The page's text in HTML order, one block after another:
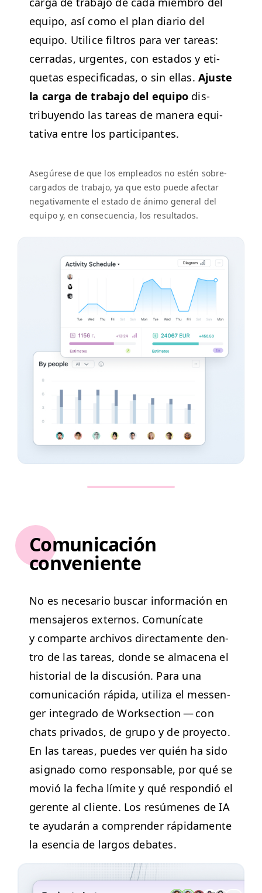
equipo, así como el plan diario del
equipo. Util­ice fil­tros para ver tar­eas:
cer­radas, urgentes, con esta­dos y eti­
que­tas especi­fi­cadas, o sin ellas. Ajuste
la car­ga de tra­ba­jo del equipo dis­
tribuyen­do las tar­eas de man­era equi­
tati­va entre los participantes.
Asegúrese de que los emplea­d­os no estén sobre­
car­ga­dos de tra­ba­jo, ya que esto puede afec­tar
neg­a­ti­va­mente el esta­do de áni­mo gen­er­al del
equipo y, en con­se­cuen­cia, los resultados.
Comunicación
conveniente
No es nece­sario bus­car infor­ma­ción en
men­sajeros exter­nos. Comuní­cate
y com­parte archivos direc­ta­mente den­
tro de las tar­eas, donde se alma­ce­na el
his­to­r­i­al de la dis­cusión. Para una
comu­ni­cación ráp­i­da, uti­liza el mes­sen­
ger inte­gra­do de Work­sec­tion — con
chats pri­va­dos, de grupo y de proyec­to.
En las tar­eas, puedes ver quién ha sido
asig­na­do como respon­s­able, por qué se
movió la fecha límite y qué respondió el
ger­ente al cliente. Los resúmenes deIA
te ayu­darán a com­pren­der ráp­i­da­mente
la esen­cia de lar­gos debates.